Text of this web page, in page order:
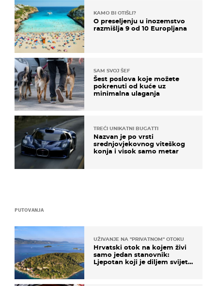
PUTOVANJA
UŽIVANJE NA "PRIVATNOM" OTOKU
Hrvatski otok na kojem živi
samo jedan stanovnik:
Ljepotan koji je diljem svijeta
KAMO BI OTIŠLI?
O preseljenju u inozemstvo
razmišlja 9 od 10 Europljana
SAM SVOJ ŠEF
Šest poslova koje možete
pokrenuti od kuće uz
minimalna ulaganja
TREĆI UNIKATNI BUGATTI
Nazvan je po vrsti
srednjovjekovnog viteškog
konja i visok samo metar